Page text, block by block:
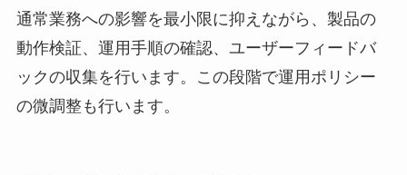
通常業務への影響を最小限に抑えながら、製品の
動作検証、運用手順の確認、ユーザーフィードバ
ックの収集を行います。この段階で運用ポリシー
の微調整も行います。